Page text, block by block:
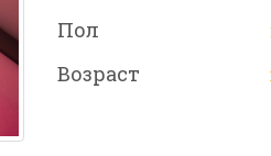
Пол
Возраст